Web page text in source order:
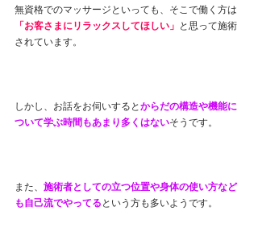
無資格でのマッサージといっても、そこで働く方は
「お客さまにリラックスしてほしい」 と思って施術
されています。
しかし、お話をお伺いすると からだの構造や機能に
ついて学ぶ時間もあまり多くはないそうです。
また、 施術者としての立つ位置や身体の使い方など
も自己流でやってる という方も多いようです。